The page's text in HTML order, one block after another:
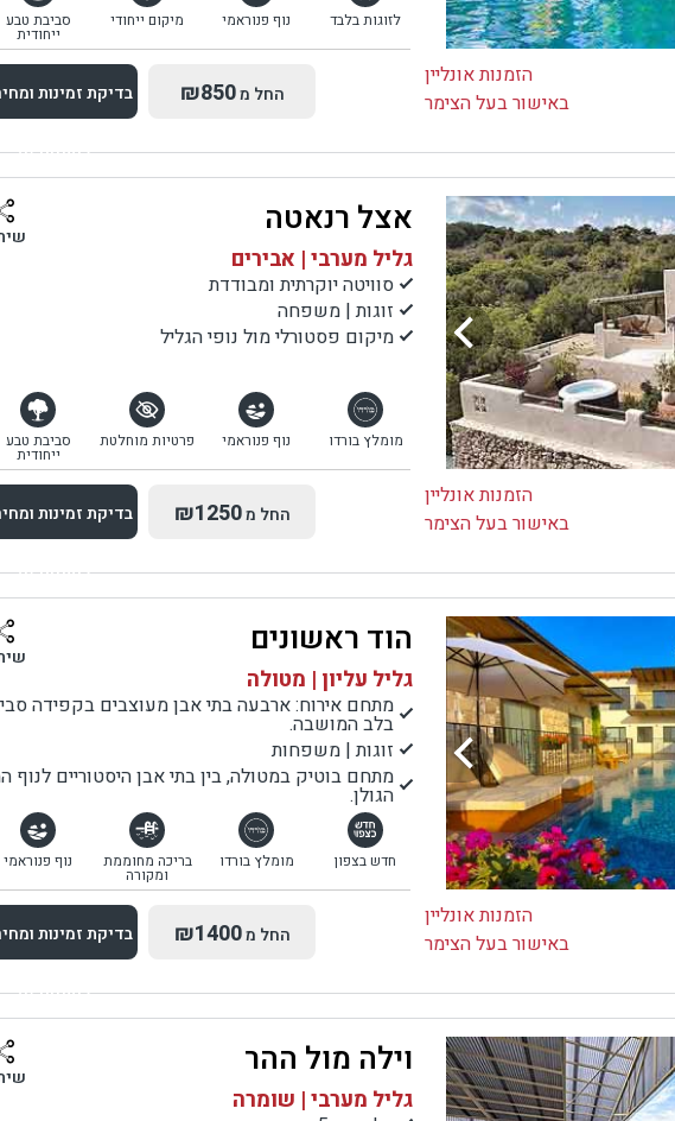
לזוגות בלבד נוף פנוראמי מיקום ייחודי סביבת טבע
ייחודית
הזמנות אונליין
באישור בעל הצימר
החל מ₪850 בדיקת זמינות
למתחם זה
בדיקת זמינות אצל רנאטה
גליל מערבי | אבירים
סוויטה יוקרתית ומבודדת
זוגות | משפחה
מיקום פסטורלי מול נופי הגליל
מומלץ בורדו נוף פנוראמי פרטיות מוחלטת סביבת טבע
ייחודית
הזמנות אונליין
באישור בעל הצימר
החל מ₪1250 בדיקת זמינות
למתחם זה
בדיקת זמינות הוד ראשונים
גליל עליון | מטולה
מתחם אירוח: ארבעה בתי אבן מעוצבים בקפידה סביב
בלב המושבה.
זוגות | משפחות
מתחם בוטיק במטולה, בין בתי אבן היסטוריים לנוף
הגולן.
חדש בצפון מומלץ בורדו בריכה מחוממת
ומקורה
נוף פנוראמי
הזמנות אונליין
באישור בעל הצימר
החל מ₪1400 בדיקת זמינות
למתחם זה
בדיקת זמינות וילה מול ההר
גליל מערבי | שומרה